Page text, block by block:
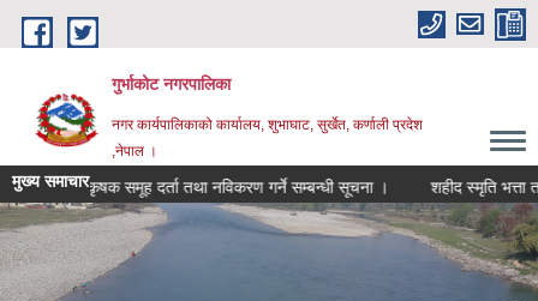
Skip to main content
गुर्भाकोट नगरपालिका
नगर कार्यपालिकाको कार्यालय, शुभाघाट, सुर्खेत, कर्णाली प्रदेश
,नेपाल ।
मुख्य समाचार कृषक समूह दर्ता तथा नविकरण गर्ने सम्बन्धी सूचना । शहीद स्मृति भत्ता तथा